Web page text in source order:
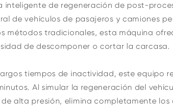
inteligente de regeneración de post-
de vehículos de pasajeros y camiones
métodos tradicionales, esta máquina
de descomponer o cortar la carcasa.
tiempos de inactividad, este equipo
Al simular la regeneración del
alta presión, elimina completamente